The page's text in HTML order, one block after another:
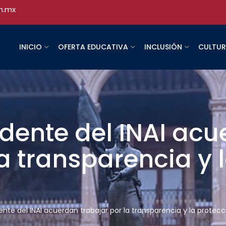
INICIO OFERTA EDUCATIVA INCLUSIÓN
del INAI
transparencia y
del INAI acuerdan trabajar por la transparencia y la